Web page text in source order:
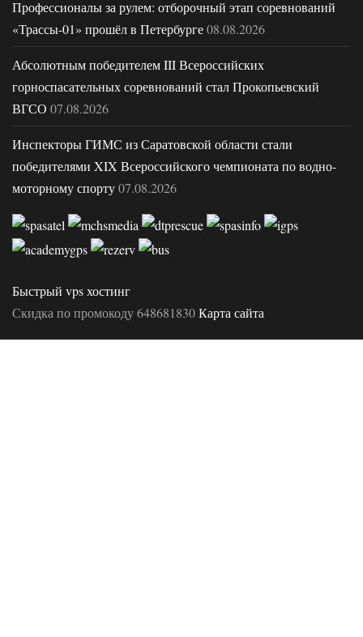
Профессионалы за рулем: отборочный этап соревнований
«Трассы-01» прошёл в Петербурге08.08.2026
Абсолютным победителем III Всероссийских
горноспасательных соревнований стал Прокопьевский
ВГСО 07.08.2026
Инспекторы ГИМС из Саратовской области стали
победителями XIX Всероссийского чемпионата по водно-
моторному спорту07.08.2026
Быстрый vps хостинг
Скидка по промокоду 648681830Карта сайта